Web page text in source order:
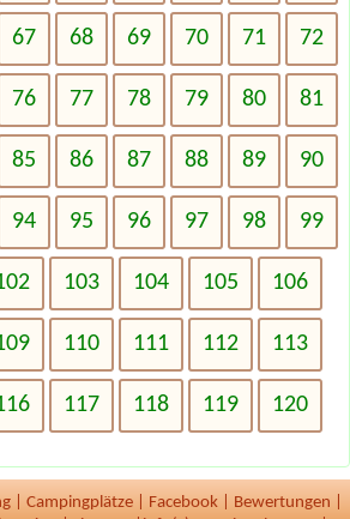
67 68 69 70 71 72
76 77 78 79 80 81
85 86 87 88 89 90
94 95 96 97 98 99
103 104 105 106
110 111 112 113
117 118 119 120
Campingplätze Facebook Bewertungen